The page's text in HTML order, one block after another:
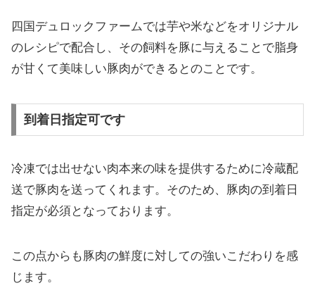
四国デュロックファームでは芋や米などをオリジナル
のレシピで配合し、その飼料を豚に与えることで脂身
が甘くて美味しい豚肉ができるとのことです。
到着日指定可です
冷凍では出せない肉本来の味を提供するために冷蔵配
送で豚肉を送ってくれます。そのため、豚肉の到着日
指定が必須となっております。
この点からも豚肉の鮮度に対しての強いこだわりを感
じます。